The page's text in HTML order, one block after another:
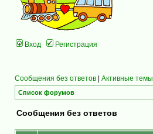
Вход Регистрация
Сообщения без ответов | Активные темы
Список форумов
Сообщения без ответов